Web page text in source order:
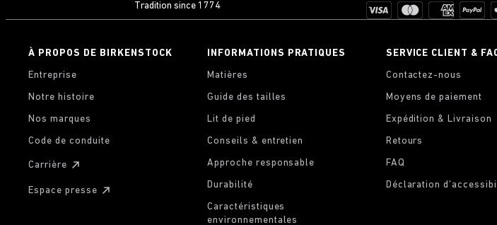
Tradition since 1774
À PROPOS DE BIRKENSTOCK
Entreprise
Notre histoire
Nos marques
Code de conduite
Carrière
Espace presse
INFORMATIONS PRATIQUES
Matières
Guide des tailles
Lit de pied
Conseils & entretien
Approche responsable
Durabilité
Caractéristiques
environnementales
SERVICE CLIENT &
Contactez-nous
Moyens de paiement
Expédition & Livraison
Retours
FAQ
Déclaration